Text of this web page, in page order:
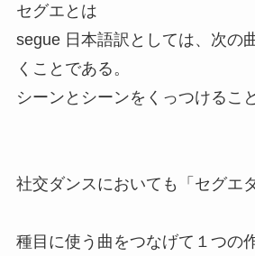
セグエとは
segue 日本語訳としては、次の
くことである。
シーンとシーンをくっつけること
社交ダンスにおいても「セグエ
種目に使う曲をつなげて１つの